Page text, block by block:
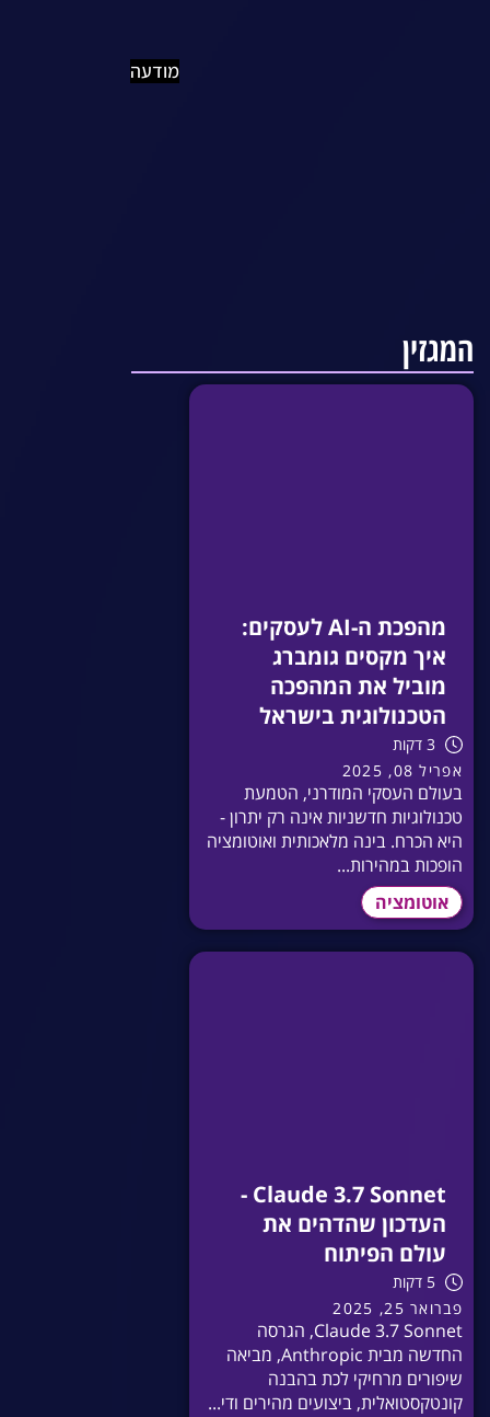
מודעה
המגזין
מהפכת ה-AI לעסקים:
איך מקסים גומברג
מוביל את המהפכה
הטכנולוגית בישראל
3 דקות
אפריל 08, 2025
בעולם העסקי המודרני, הטמעת
טכנולוגיות חדשניות אינה רק יתרון -
היא הכרח. בינה מלאכותית ואוטומציה
הופכות במהירות...
אוטומציה
Claude 3.7 Sonnet -
העדכון שהדהים את
עולם הפיתוח
5 דקות
פברואר 25, 2025
Claude 3.7 Sonnet, הגרסה
החדשה מבית Anthropic, מביאה
שיפורים מרחיקי לכת בהבנה
קונטקסטואלית, ביצועים מהירים ודי...